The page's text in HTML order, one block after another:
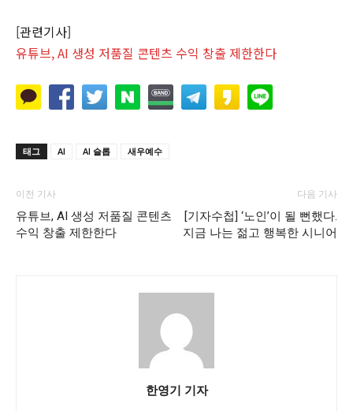
[관련기사]
유튜브, AI 생성 저품질 콘텐츠 수익 창출 제한한다
태그 AI AI 슬롭 새우예수
이전 기사
유튜브, AI 생성 저품질 콘텐츠
수익 창출 제한한다
다음 기사
[기자수첩] ‘노인’이 될 뻔했다.
지금 나는 젊고 행복한 시니어
한영기 기자